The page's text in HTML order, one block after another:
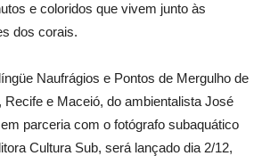
e coloridos que vivem junto às
dos corais.
Naufrágios e Pontos de Mergulho de
Recife e Maceió, do ambientalista José
parceria com o fotógrafo subaquático
Cultura Sub, será lançado dia 2/12,